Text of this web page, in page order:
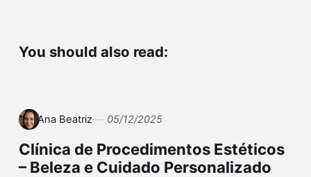
You should also read:
Ana Beatriz 05/12/2025
Clínica de Procedimentos Estéticos
– Beleza e Cuidado Personalizado